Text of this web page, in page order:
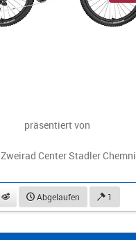
präsentiert von
Zweirad Center Stadler
beobachtenAbgelaufen 1